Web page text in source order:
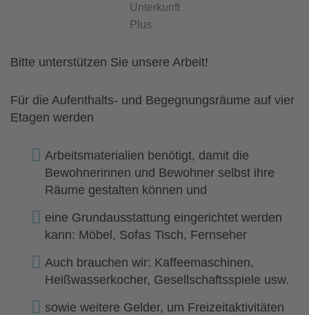
Unterkunft
Plus
Bitte unterstützen Sie unsere Arbeit!
Für die Aufenthalts- und Begegnungsräume auf vier
Etagen werden
Arbeitsmaterialien benötigt, damit die
Bewohnerinnen und Bewohner selbst ihre
Räume gestalten können und
eine Grundausstattung eingerichtet werden
kann: Möbel, Sofas Tisch, Fernseher
Auch brauchen wir: Kaffeemaschinen,
Heißwasserkocher, Gesellschaftsspiele usw.
sowie weitere Gelder, um Freizeitaktivitäten